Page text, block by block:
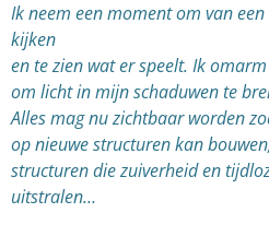
Ik neem een moment om van
kijken
en te zien wat er speelt. Ik
om licht in mijn schaduwen te
Alles mag nu zichtbaar worden
op nieuwe structuren kan
structuren die zuiverheid en
uitstralen…